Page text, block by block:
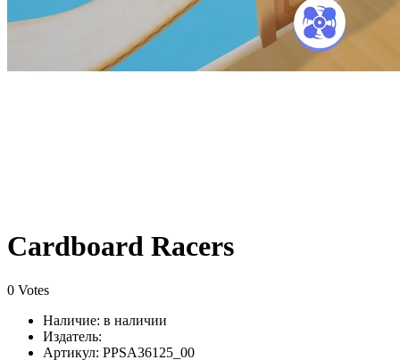
Cardboard Racers
0 Votes
Наличие: в наличии
Издатель:
Артикул: PPSA36125_00